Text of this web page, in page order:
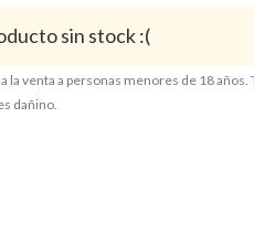
sin stock :(
la venta a personas menores de 18 años.
dañino.